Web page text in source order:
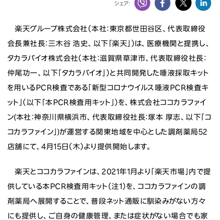
シェア:
楽天グループ株式会社（本社：東京都世田谷区、代表取締役
会長兼社長：三木谷 浩史、以下「楽天」）は、医療機関と提携し、
タカラバイオ株式会社（本社：滋賀県草津市、代表取締役社長：
仲尾功一、以下「タカラバイオ」）と共同開発した唾液採取キット
を用いるPCR検査である「新型コロナウイルス唾液PCR検査キ
ット」（以下「本PCR検査用キット」）を、株式会社ココカラファイ
ン(本社：神奈川県横浜市、代表取締役社長：塚本 厚志、以下「コ
コカラファイン」)が運営する関東地域を中心とした調剤薬局52
店舗にて、4月15日（木）より提供開始します。
楽天とココカラファインは、2021年1月より「楽天市場」内で提
供している本PCR検査用キット（注1）を、ココカラファインの調
剤薬局へ展開することで、普段ネット通販に馴染みがない方々
にも提供し、ご自身の健康管理、または症状がない場合でも家